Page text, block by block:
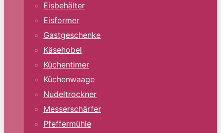
Eisbehälter
Eisformer
Gastgeschenke
Käsehobel
Küchentimer
Küchenwaage
Nudeltrockner
Messerschärfer
Pfeffermühle